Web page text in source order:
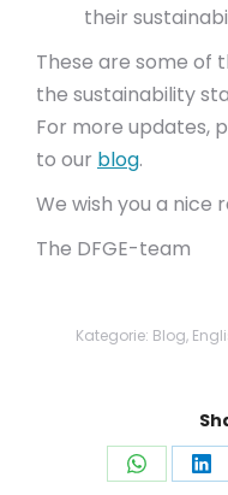
their
These are some of
the sustainability
For more updates,
to our blog.
We wish you a nice
The DFGE-team
Kategorie: Blog,
Auf